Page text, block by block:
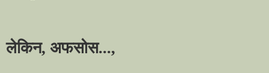
लेकिन, अफसोस...,